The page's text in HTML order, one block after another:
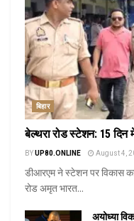
बिहार
बेल्थरा रोड स्टेशन: 15 दिन
BYUP80.ONLINE August 4,
डीआरएम ने स्टेशन पर विकास
रोड अमृत भारत...
अयोध्या